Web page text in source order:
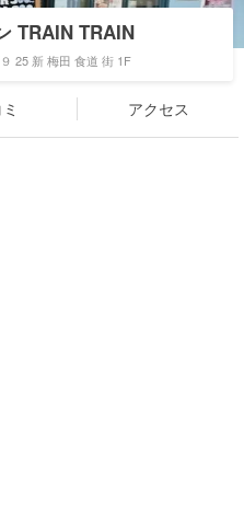
TRAIN TRAIN
25 新 梅田 食道 街 1F
アクセス